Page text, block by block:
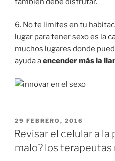
también debe disfrutar.
6. No te limites en tu
lugar para tener sexo es la
muchos lugares donde
ayuda aencender más la
PUBLICADO
EN
29 FEBRERO, 2016
Revisar el celular a la
malo? los terapeutas